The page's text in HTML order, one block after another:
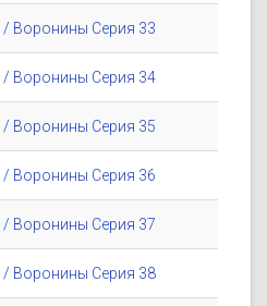
/ Воронины Серия 33
/ Воронины Серия 34
/ Воронины Серия 35
/ Воронины Серия 36
/ Воронины Серия 37
/ Воронины Серия 38